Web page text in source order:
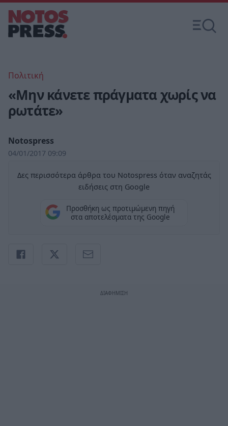
Πολιτική
«Μην κάνετε πράγματα χωρίς να
ρωτάτε»
Notospress
04/01/2017 09:09
Δες περισσότερα άρθρα του Notospress όταν αναζητάς
ειδήσεις στη Google
Προσθήκη ως προτιμώμενη πηγή
στα αποτελέσματα της Google